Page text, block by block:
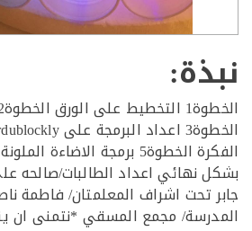
الخطوة1
نهائي اعداد الطالبات/صالحه علي\
تحت اشراف المعلمتان/ فاطمة ناصر-
مجمع المسقي *نتمنى ان ينال